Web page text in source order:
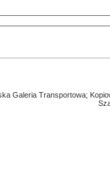
Galeria Transportowa;